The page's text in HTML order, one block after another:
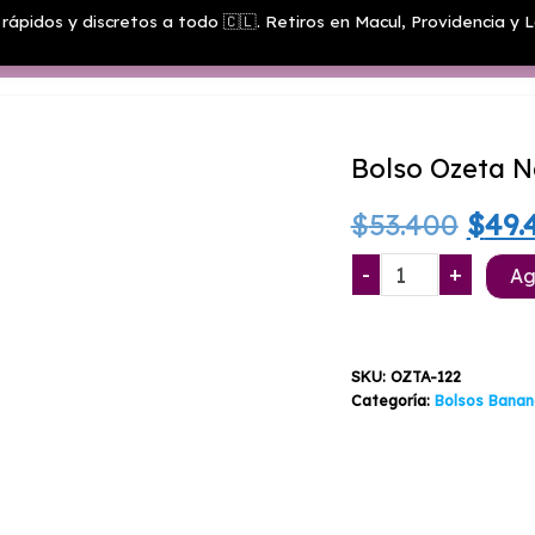
rápidos y discretos a todo 🇨🇱. Retiros en Macul, Providencia y
Bolso Ozeta
$53.400 El
$
-
Bolso
Ozeta
con
Clave
+
SKU: OZTA-122
Categoría: Bolsos